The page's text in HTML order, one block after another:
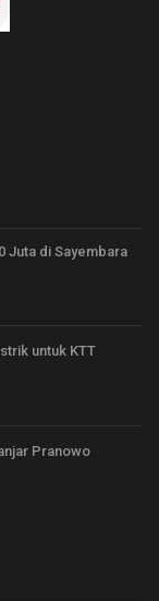
Juta di Sayembara
untuk KTT
Pranowo